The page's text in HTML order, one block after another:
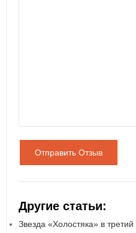
Отправить Отзыв
Другие статьи:
Звезда «Холостяка» в